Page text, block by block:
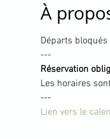
À
Départs
---
Réservation
Les horaires
---
Lien vers le